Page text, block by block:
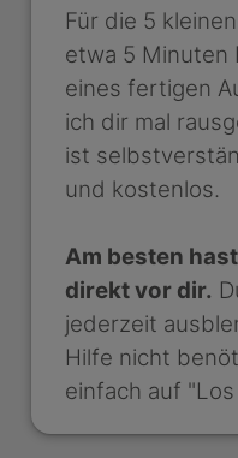
Für die 5
etwa 5 Minuten
eines fertigen
ich dir mal
ist
und kostenlos.
Am besten
direkt vor dir.
jederzeit
Hilfe nicht
einfach auf